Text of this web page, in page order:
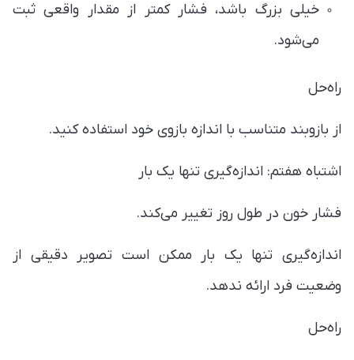
خیلی بزرگ باشد، فشار کمتر از مقدار واقعی ثبت
می‌شود.
راه‌حل
از بازوبند متناسب با اندازه بازوی خود استفاده کنید.
اشتباه هفتم: اندازه‌گیری تنها یک بار
فشار خون در طول روز تغییر می‌کند.
اندازه‌گیری تنها یک بار ممکن است تصویر دقیقی از
وضعیت فرد ارائه ندهد.
راه‌حل